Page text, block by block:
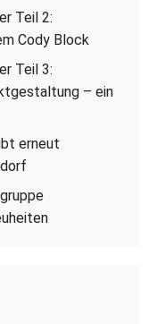
Teil 2:
Cody Block
Teil 3:
– ein
erneut